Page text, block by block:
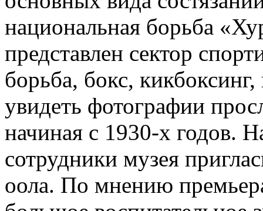
национальная борьба
представлен сектор
борьба, бокс,
увидеть фотографии
начиная с 1930-х годов.
сотрудники музея
оола. По мнению